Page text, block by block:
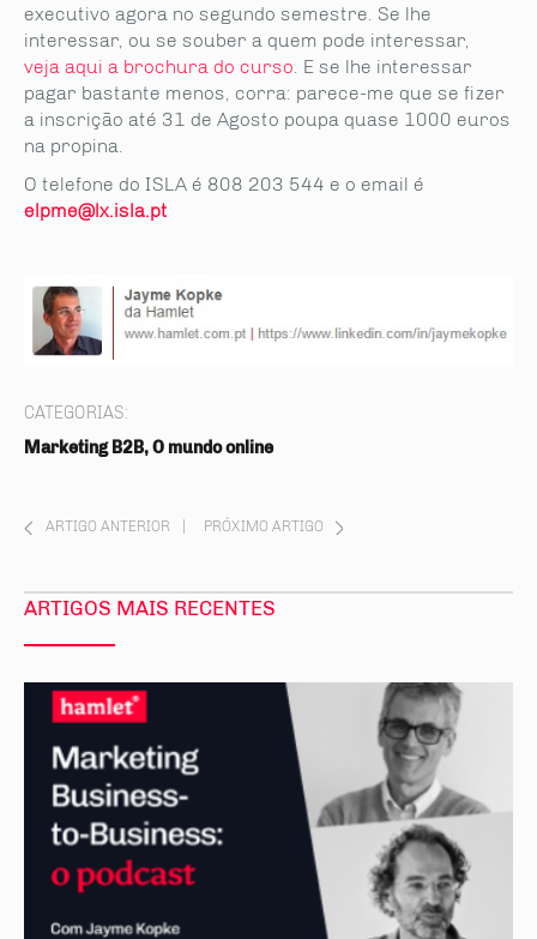
executivo agora no segundo semestre. Se lhe
interessar, ou se souber a quem pode interessar,
veja aqui a brochura do curso. E se lhe interessar
pagar bastante menos, corra: parece-me que se fizer
a inscrição até 31 de Agosto poupa quase 1000 euros
na propina.
O telefone do ISLA é 808 203 544 e o email é
elpme@lx.isla.pt
CATEGORIAS:
Marketing B2B, O mundo online
ARTIGO ANTERIOR PRÓXIMO ARTIGO
ARTIGOS MAIS RECENTES